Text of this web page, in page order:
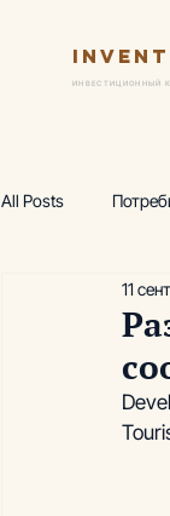
ИНВЕСТИЦИОННЫЙ
All Posts
Финансовая
Wellness-центр
11